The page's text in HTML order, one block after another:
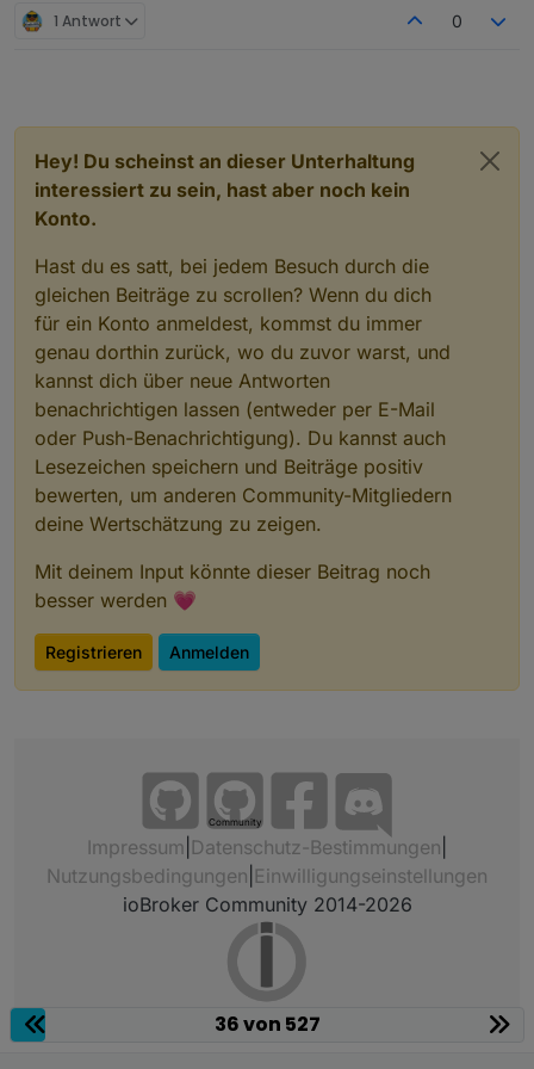
1 Antwort 0
Hey! Du scheinst an dieser Unterhaltung
interessiert zu sein, hast aber noch kein
Konto.
Hast du es satt, bei jedem Besuch durch die
gleichen Beiträge zu scrollen? Wenn du dich
für ein Konto anmeldest, kommst du immer
genau dorthin zurück, wo du zuvor warst, und
kannst dich über neue Antworten
benachrichtigen lassen (entweder per E-Mail
oder Push-Benachrichtigung). Du kannst auch
Lesezeichen speichern und Beiträge positiv
bewerten, um anderen Community-Mitgliedern
deine Wertschätzung zu zeigen.
Mit deinem Input könnte dieser Beitrag noch
besser werden 💗
Registrieren Anmelden
Community
Impressum Datenschutz-Bestimmungen
Nutzungsbedingungen Einwilligungseinstellungen
ioBroker Community 2014-2026
36 von 527